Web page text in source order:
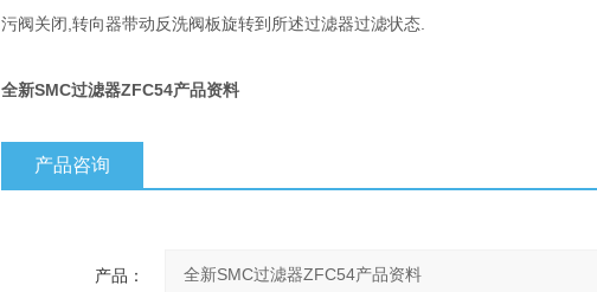
污阀关闭,转向器带动反洗阀板旋转到所述过滤器过滤状态.
全新SMC过滤器ZFC54产品资料
产品咨询
产品：